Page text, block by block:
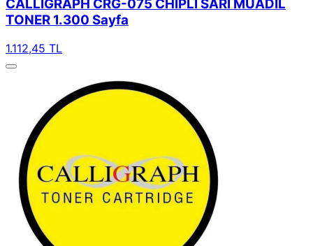
CALLIGRAPH CRG-075 CHIPLİ SARI MUADİL
TONER 1.300 Sayfa
1.112,45 TL